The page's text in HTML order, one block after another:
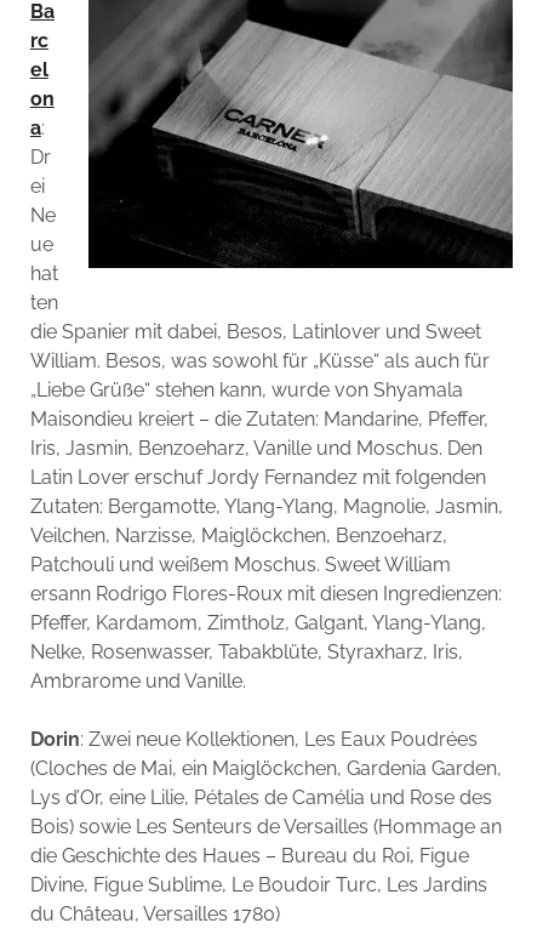
Ba
rc
el
on
a:
Dr
ei
Ne
ue
hat
ten
die Spanier mit dabei, Besos, Latinlover und Sweet
William. Besos, was sowohl für „Küsse“ als auch für
„Liebe Grüße“ stehen kann, wurde von Shyamala
Maisondieu kreiert – die Zutaten: Mandarine, Pfeffer,
Iris, Jasmin, Benzoeharz, Vanille und Moschus. Den
Latin Lover erschuf Jordy Fernandez mit folgenden
Zutaten: Bergamotte, Ylang-Ylang, Magnolie, Jasmin,
Veilchen, Narzisse, Maiglöckchen, Benzoeharz,
Patchouli und weißem Moschus. Sweet William
ersann Rodrigo Flores-Roux mit diesen Ingredienzen:
Pfeffer, Kardamom, Zimtholz, Galgant, Ylang-Ylang,
Nelke, Rosenwasser, Tabakblüte, Styraxharz, Iris,
Ambrarome und Vanille.
Dorin: Zwei neue Kollektionen, Les Eaux Poudrées
(Cloches de Mai, ein Maiglöckchen, Gardenia Garden,
Lys d’Or, eine Lilie, Pétales de Camélia und Rose des
Bois) sowie Les Senteurs de Versailles (Hommage an
die Geschichte des Haues – Bureau du Roi, Figue
Divine, Figue Sublime, Le Boudoir Turc, Les Jardins
du Château, Versailles 1780)